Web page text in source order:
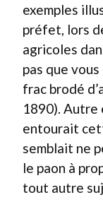
exemples
préfet, lors
agricoles
pas que
frac brodé
1890). Autre
entourait
semblait ne
le paon à
tout autre